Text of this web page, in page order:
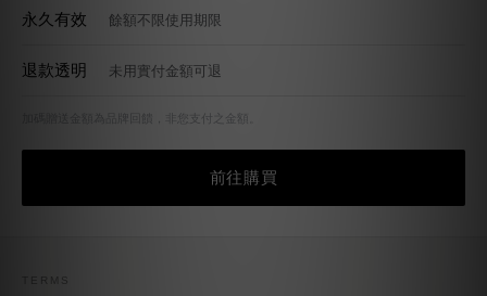
永久有效 餘額不限使用期限
退款透明 未用實付金額可退
加碼贈送金額為品牌回饋，非您支付之金額。
前往購買
TERMS